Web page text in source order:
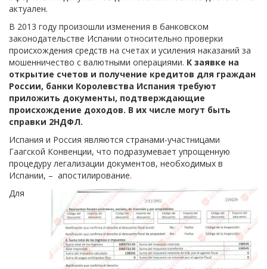
актуален.
В 2013 году произошли изменения в банковском
законодательстве Испании относительно проверки
происхождения средств на счетах и усиления наказаний за
мошенничество с валютными операциями. К заявке на
открытие счетов и получение кредитов для граждан
России, банки Королевства Испания требуют
приложить документы, подтверждающие
происхождение доходов. В их числе могут быть
справки 2НДФЛ.
Испания и Россия являются странами-участницами
Гаагской Конвенции, что подразумевает упрощенную
процедуру легализации документов, необходимых в
Испании, – апостилирование.
Для